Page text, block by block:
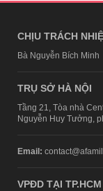
CHỊU TRÁCH
Bà Nguyễn Bích Minh
TRỤ SỞ HÀ NỘI
Tầng 21, Tòa nhà
Nguyễn Huy Tưởng,
Email:
VPĐD TẠI TP.HCM